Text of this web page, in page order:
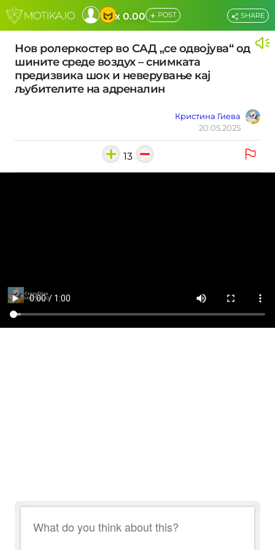
x 0.00 + POST
Нов ролеркостер во САД „се одвојува“ од
шините среде воздух – снимката
предизвика шок и неверување кај
љубителите на адреналин
Кристина Гиева
20.05.2025
SHARE
13